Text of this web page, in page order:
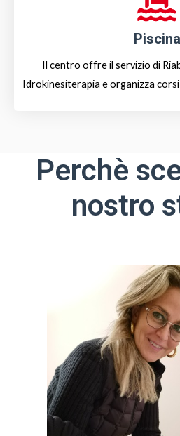
Piscina
Il centro offre il servizio di
Idrokinesiterapia e organizza
Perchè
nostro